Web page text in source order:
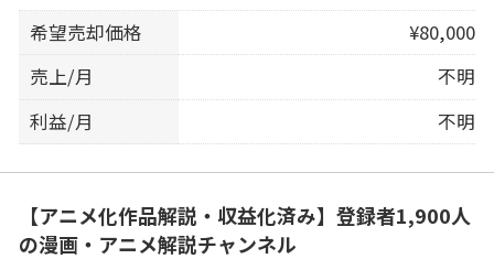
希望売却価格
¥80,000
売上/月
不明
利益/月
不明
【アニメ化作品解説・収益化済み】登録者1,900人
の漫画・アニメ解説チャンネル